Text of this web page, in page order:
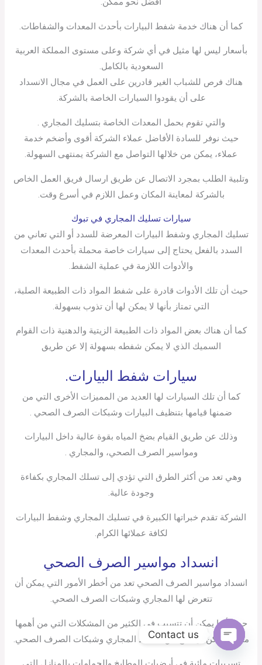
كما أن هناك خدمة شفط البيارات بأحدث المعدات والشفاطات.
بأسعار ليس لها مثيل في أي شركة وعلى مستوى المملكة العربية
السعودية بالكامل.
هناك فرص للشباب الغير قادرين على العمل في مجال الانسداد
على أن يقودوا السيارات الخاصة بالشركة.
والتي تقوم بحمل المعدات الخاصة بتسليك المجاري .
حيث نوفر للسادة الأفاضل عملاء الشركة أقوى وأضخم خدمة
عملاء، يمكن من خلالها التواصل مع الشركة يمنتهى السهولة.
وتلبية الطلب بمجرد الاتصال عن طريق ارسال فريق العمل الخاص
بالشركة لمعاينة المكان وعمل اللازم في أسرع وقت.
سيارات تسليك المجاري في تبوك
تسليك المجاري وشفط البيارات المعرضة للسدد أو التي تعاني من
السدد بالفعل يحتاج إلى سيارات خاصة محملة بأحدث المعدات
والأدوات اللازمة في عملية الشفط.
حيث أن تلك الأدوات قادرة على شفط المواد ذات الطبيعة الصلبة،
التي تمتاز بأنها لا يمكن لها أن تذوب بسهولة.
كما أن هناك بعض المواد ذات الطبيعة الزيتية والدهنية ذات القوام
السميك الذي لا يمكن شفطه بسهولة إلا عن طريق
سيارات شفط البيارات.
كما أن تلك السيارات لها العديد من المميزات الأخرى التي من
ضمنها قيامها بتنظيف البيارات وشبكات الصرف الصحي .
وذلك عن طريق القيام بضخ المياه بقوة عالية داخل البيارات
ومواسير الصرف الصحي، والمجاري .
وهي تعد من أكثر الطرق التي تؤدي إلى تسلك المجاري بكفاءة
وجودة عالية.
الشركة تقدم خبراتها الكبيرة في تسليك المجاري وشفط البيارات
لكافة عملائها الكرام.
انسداد مواسير الصرف الصحي
انسداد مواسير الصرف الصحي تعد من أخطر الأمور التي يمكن أن
تتعرض لها المجاري وشبكات الصرف الصحي.
حيث أنها يمكن أن تتسبب في الكثير من المشكلات التي من أهمها
ما يلي:يمكن أن ينتج عن انسداد المجاري وشبكات الصرف الصحي.
Contact us
Open
chaty